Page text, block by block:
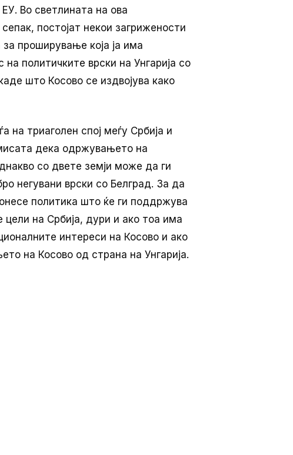
Во светлината на ова
постојат некои загрижености
проширување која ја има
политичките врски на Унгарија со
што Косово се издвојува како
на триаголен спој меѓу Србија и
дека одржувањето на
со двете земји може да ги
негувани врски со Белград. За да
политика што ќе ги поддржува
на Србија, дури и ако тоа има
интереси на Косово и ако
на Косово од страна на Унгарија.